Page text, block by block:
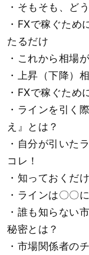
・そもそも、ど
・FXで稼ぐため
たるだけ
・これから相場
・上昇（下降）
・FXで稼ぐため
・ラインを引く
え』とは？
・自分が引いた
コレ！
・知っておくだ
・ラインは〇〇
・誰も知らない
秘密とは？
・市場関係者の